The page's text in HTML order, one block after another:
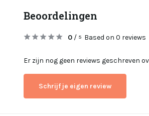
Beoordelingen
0 / 5 Based on 0 reviews
Er zijn nog geen reviews geschreven
Schrijf je eigen review